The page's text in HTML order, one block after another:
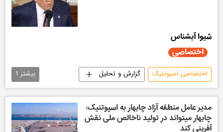
شیوا آبشناس
اختصاصی
اختصاصی اسپوتنیک
گزارش و تحلیل
سیاسی
بیشتر 1
مدیر عامل منطقه آزاد چابهار به اسپوتنیک:
چابهار میتواند در تولید ناخالص ملی نقش
آفرینی کند